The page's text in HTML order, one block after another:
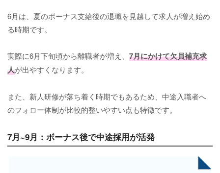
6月は、夏のボーナス支給後の退職を見越して求人が増え始め
る時期です。
実際に6月下旬頃から離職者が増え、 7月にかけて欠員補充求
人が出やすくなります。
また、新人研修が落ち着く時期でもあるため、中途入職者へ
のフォロー体制が比較的整いやすい点も特徴です。
7月~9月：ボーナス後で中途採用が活発